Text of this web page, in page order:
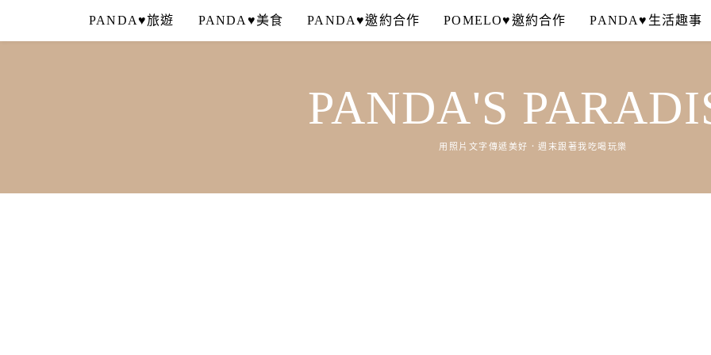
content
PANDA♥旅遊 PANDA♥美食 PANDA♥邀約合作 POMELO♥邀約合作 PANDA♥生活趣事
PANDA'S
用照片文字傳遞美好．週末跟著我吃喝玩樂